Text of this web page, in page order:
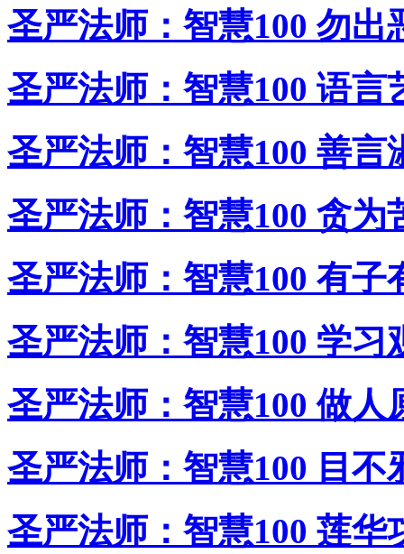
圣严法师：智慧100 勿出
圣严法师：智慧100 语言
圣严法师：智慧100 善言
圣严法师：智慧100 贪为
圣严法师：智慧100 有子
圣严法师：智慧100 学习
圣严法师：智慧100 做人
圣严法师：智慧100 目不
圣严法师：智慧100 莲华